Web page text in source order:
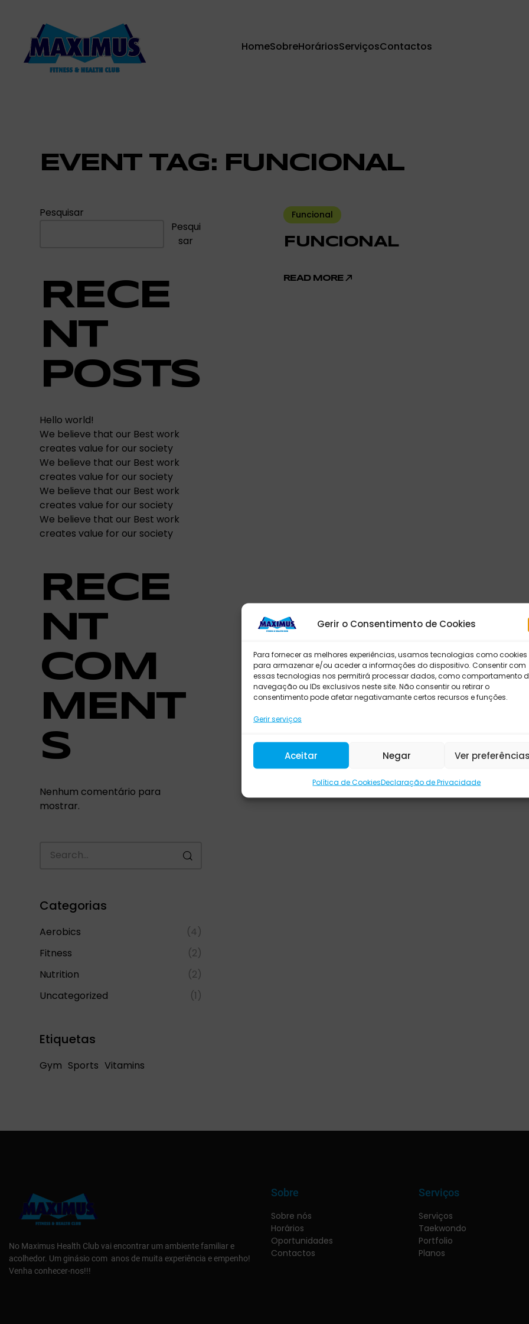
Gerir o Consentimento de Cookies
Para fornecer as melhores experiências, usamos tecnologias como cookies
para armazenar e/ou aceder a informações do dispositivo. Consentir com
essas tecnologias nos permitirá processar dados, como comportamento
navegação ou IDs exclusivos neste site. Não consentir ou retirar o
consentimento pode afetar negativamante certos recursos e funções.
Gerir serviços
Aceitar Negar Ver
Política de CookiesDeclaração de Privacidade
HomeSobreHoráriosServiçosContactos
EVENT TAG: FUNCIONAL
Pesquisar
Pesqui
sar
RECE
NT
POSTS
Hello world!
We believe that our Best work
creates value for our society
We believe that our Best work
creates value for our society
We believe that our Best work
creates value for our society
We believe that our Best work
creates value for our society
RECE
NT
COM
MENT
S
Nenhum comentário para
mostrar.
Categorias
Aerobics
(4)
Fitness
(2)
Nutrition
(2)
Uncategorized
(1)
Etiquetas
Gym Sports Vitamins
Funcional
FUNCIONAL
READ MORE
No Maximus Health Club vai encontrar um ambiente familiar e
acolhedor. Um ginásio com anos de muita experiência e empenho!
Venha conhecer-nos!!!
Sobre
Sobre nós
Horários
Oportunidades
Contactos
Serviços
Serviços
Taekwondo
Portfolio
Planos